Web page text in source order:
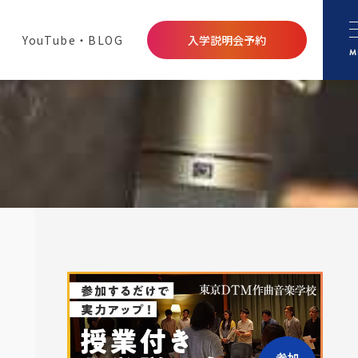
YouTube・BLOG 入学説明会予約